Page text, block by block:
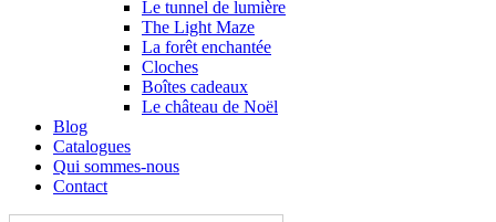
Le tunnel de lumière
The Light Maze
La forêt enchantée
Cloches
Boîtes cadeaux
Le château de Noël
Blog
Catalogues
Qui sommes-nous
Contact